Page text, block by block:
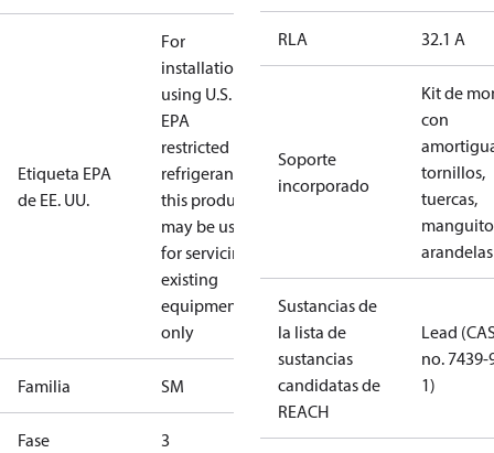
Etiqueta EPA
de EE. UU.
For
installations
using U.S.
EPA
restricted
refrigerants,
this product
may be used
for servicing
existing
equipment
only
Familia SM
Fase 3
RLA 32.1 A
Soporte
incorporado
Kit de
con
tornillos,
tuercas,
arandelas
Sustancias de
la lista de
sustancias
candidatas de
REACH
Lead
no. 7439-
1)